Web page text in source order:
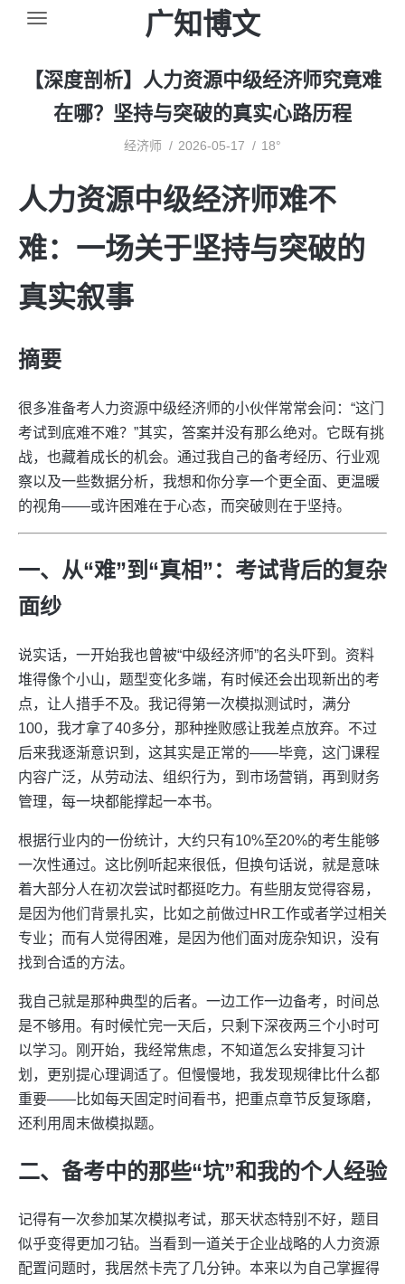
广知博文
【深度剖析】人力资源中级经济师究竟难
在哪？坚持与突破的真实心路历程
经济师 2026-05-17 18°
人力资源中级经济师难不
难：一场关于坚持与突破的
真实叙事
摘要
很多准备考人力资源中级经济师的小伙伴常常会问：“这门
考试到底难不难？”其实，答案并没有那么绝对。它既有挑
战，也藏着成长的机会。通过我自己的备考经历、行业观
察以及一些数据分析，我想和你分享一个更全面、更温暖
的视角——或许困难在于心态，而突破则在于坚持。
一、从“难”到“真相”：考试背后的复杂
面纱
说实话，一开始我也曾被“中级经济师”的名头吓到。资料
堆得像个小山，题型变化多端，有时候还会出现新出的考
点，让人措手不及。我记得第一次模拟测试时，满分
100，我才拿了40多分，那种挫败感让我差点放弃。不过
后来我逐渐意识到，这其实是正常的——毕竟，这门课程
内容广泛，从劳动法、组织行为，到市场营销，再到财务
管理，每一块都能撑起一本书。
根据行业内的一份统计，大约只有10%至20%的考生能够
一次性通过。这比例听起来很低，但换句话说，就是意味
着大部分人在初次尝试时都挺吃力。有些朋友觉得容易，
是因为他们背景扎实，比如之前做过HR工作或者学过相关
专业；而有人觉得困难，是因为他们面对庞杂知识，没有
找到合适的方法。
我自己就是那种典型的后者。一边工作一边备考，时间总
是不够用。有时候忙完一天后，只剩下深夜两三个小时可
以学习。刚开始，我经常焦虑，不知道怎么安排复习计
划，更别提心理调适了。但慢慢地，我发现规律比什么都
重要——比如每天固定时间看书，把重点章节反复琢磨，
还利用周末做模拟题。
二、备考中的那些“坑”和我的个人经验
记得有一次参加某次模拟考试，那天状态特别不好，题目
似乎变得更加刁钻。当看到一道关于企业战略的人力资源
配置问题时，我居然卡壳了几分钟。本来以为自己掌握得